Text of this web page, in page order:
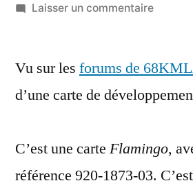
par
Laisser un commentairesur
de
de
Vu sur les forums de
d’une carte de
C’est une carte Flamingo,
référence 920-1873-03.